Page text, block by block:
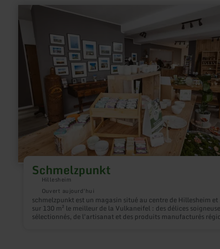
bancs. La petite maison avec des toilettes à compost
peut être utilisée par tous les visiteurs.Le centre de Stadtkyll
gastronomie locale ne sont qu'à quelques minutes.
Schmelzpunkt
Hillesheim
Ouvert aujourd'hui
schmelzpunkt est un magasin situé au centre de Hillesheim
sur 130 m² le meilleur de la Vulkaneifel : des délices
sélectionnés, de l'artisanat et des produits manufacturés
plus
sur
Schmelzpunkt